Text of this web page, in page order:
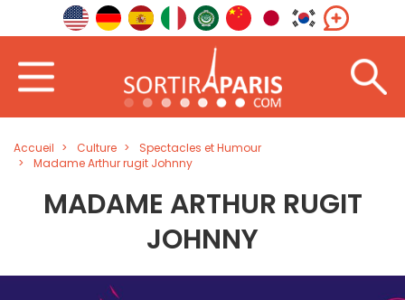
Accueil Culture
Spectacles et Humour
Madame Arthur rugit Johnny
MADAME ARTHUR RUGIT
JOHNNY